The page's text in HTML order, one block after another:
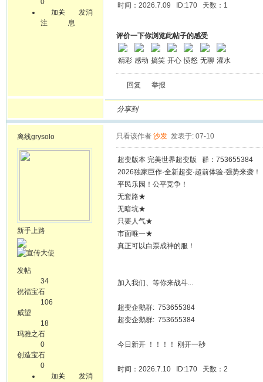
0
加关
注
发消
息
时间：2026.7.09 ID:170 天数：1
评价一下你浏览此帖子的感受
精彩 感动 搞笑 开心 愤怒 无聊 灌水
回复 举报
分享到
离线grysolo
新手上路
发帖
34
祝福宝石
106
威望
18
玛雅之石
0
创造宝石
0
加关
发消
只看该作者 沙发 发表于: 07-10
超变版本 完美世界超变版 群：753655384
2026独家巨作·全新超变·超前体验·强势来袭！
平民乐园！公平竞争！
无套路★
无暗坑★
只要人气★
市面唯一★
真正可以白票成神的服！
加入我们、等你来战斗...
超变企鹅群: 753655384
超变企鹅群: 753655384
今日新开 ！！！！ 刚开一秒
时间：2026.7.10 ID:170 天数：2